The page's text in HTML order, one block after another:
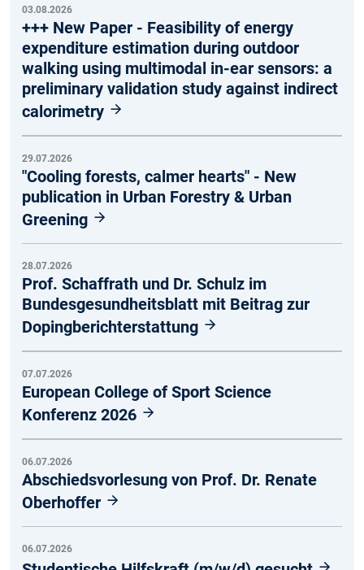
03.08.2026
+++ New Paper - Feasibility of energy
expenditure estimation during outdoor
walking using multimodal in-ear sensors: a
preliminary validation study against indirect
calorimetry
29.07.2026
"Cooling forests, calmer hearts" - New
publication in Urban Forestry & Urban
Greening
28.07.2026
Prof. Schaffrath und Dr. Schulz im
Bundesgesundheitsblatt mit Beitrag zur
Dopingberichterstattung
07.07.2026
European College of Sport Science
Konferenz 2026
06.07.2026
Abschiedsvorlesung von Prof. Dr. Renate
Oberhoffer
06.07.2026